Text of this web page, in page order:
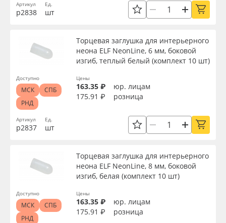
Артикул
р2838
Ед.
шт
Артикул
р2837
Торцевая заглушка для интерьерного
неона ELF NeonLine, 6 мм, боковой
изгиб, теплый белый (комплект 10 шт)
Ед.
шт
Цены
163.35 ₽
юр. лицам
175.91 ₽
розница
Доступно
МСК
СПБ
РНД
Торцевая заглушка для интерьерного
неона ELF NeonLine, 8 мм, боковой
изгиб, белая (комплект 10 шт)
Цены
163.35 ₽
юр. лицам
175.91 ₽
розница
Доступно
МСК
СПБ
РНД